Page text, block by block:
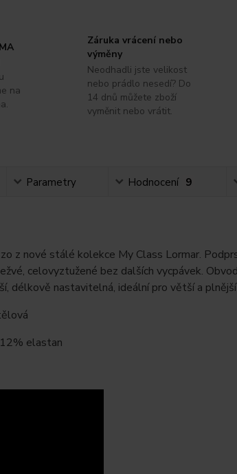
na
Záruka vrácení nebo
výměny
Neodhadli jste velikost
nebo prádlo nesedí? Do
14 dnů můžete zboží
vyměnit nebo vrátit.
Parametry Hodnocení 9
z nové stálé kolekce My Class Lormar.
celovyztužené bez dalších vycpávek.
délkově nastavitelná, ideální pro větší a
elastan